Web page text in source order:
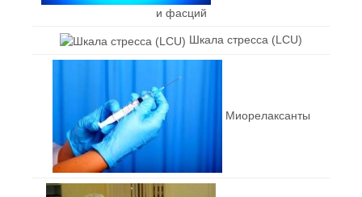
и фасций
Шкала стресса (LCU)
Миорелаксанты